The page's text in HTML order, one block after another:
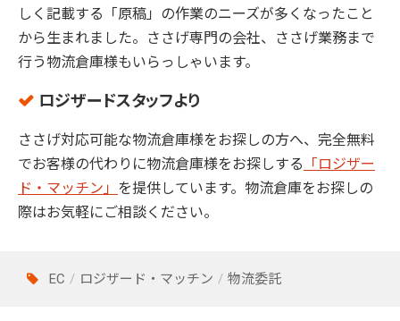
しく記載する「原稿」の作業のニーズが多くなったこと
から生まれました。ささげ専門の会社、ささげ業務まで
行う物流倉庫様もいらっしゃいます。
ロジザードスタッフより
ささげ対応可能な物流倉庫様をお探しの方へ、完全無料
でお客様の代わりに物流倉庫様をお探しする
「ロジザー
ド・マッチン」 を提供しています。物流倉庫をお探しの
際はお気軽にご相談ください。
EC ロジザード・マッチン 物流委託